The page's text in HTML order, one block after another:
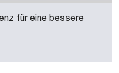
für eine bessere